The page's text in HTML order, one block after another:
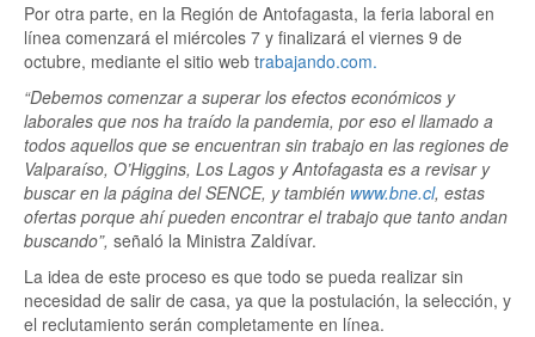
Por otra parte, en la Región de Antofagasta, la feria laboral en
línea comenzará el miércoles 7 y finalizará el viernes 9 de
octubre, mediante el sitio web trabajando.com.
“Debemos comenzar a superar los efectos económicos y
laborales que nos ha traído la pandemia, por eso el llamado a
todos aquellos que se encuentran sin trabajo en las regiones de
Valparaíso, O’Higgins, Los Lagos y Antofagasta es a revisar y
buscar en la página del SENCE, y también www.bne.cl, estas
ofertas porque ahí pueden encontrar el trabajo que tanto andan
buscando”, señaló la Ministra Zaldívar.
La idea de este proceso es que todo se pueda realizar sin
necesidad de salir de casa, ya que la postulación, la selección, y
el reclutamiento serán completamente en línea.